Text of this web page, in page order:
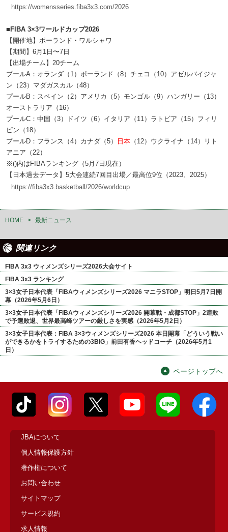
https://womensseries.fiba3x3.com/2026
■FIBA 3×3ワールドカップ2026
【開催地】ポーランド・ワルシャワ
【期間】6月1日〜7日
【出場チーム】20チーム
プールA：オランダ（1）ポーランド（8）チェコ（10）アゼルバイジャ
ン（23）マダガスカル（48）
プールB：スペイン（2）アメリカ（5）モンゴル（9）ハンガリー（13）
オーストラリア（16）
プールC：中国（3）ドイツ（6）イタリア（11）ラトビア（15）フィリ
ピン（18）
プールD：フランス（4）カナダ（5）
日本 （12）ウクライナ（14）リト
アニア（22）
※()内はFIBAランキング（5月7日現在）
【日本過去データ】5大会連続7回目出場／最高位9位（2023、2025）
https://fiba3x3.basketball/2026/worldcup
HOME > 最新ニュース
関連リンク
FIBA 3x3 ウィメンズシリーズ2026大会サイト
FIBA 3x3 ランキング
3×3女子日本代表「FIBAウィメンズシリーズ2026 マニラSTOP」明日5月7日開
幕（2026年5月6日）
3×3女子日本代表「FIBAウィメンズシリーズ2026 開幕戦・成都STOP」2連敗
で予選敗退、世界最高峰ツアーの厳しさを実感（2026年5月2日）
3×3女子日本代表：FIBA 3×3ウィメンズシリーズ2026 本日開幕「どういう戦い
ができるかをトライするための3BIG」前田有香ヘッドコーチ（2026年5月1
日）
ページトップへ
JBAについて
個人情報保護方針
著作権について
お問い合わせ
サイトマップ
サービス規約
求人情報